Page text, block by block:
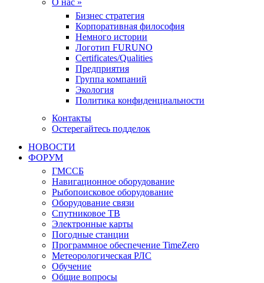
Бизнес стратегия
Корпоративная философия
Немного истории
Логотип FURUNO
Certificates/Qualities
Предприятия
Группа компаний
Экология
Политика конфиденциальности
Контакты
Остерегайтесь подделок
НОВОСТИ
ФОРУМ
ГМССБ
Навигационное оборудование
Рыбопоисковое оборудование
Оборудование связи
Спутниковое ТВ
Электронные карты
Погодные станции
Программное обеспечение TimeZero
Метеорологическая РЛС
Обучение
Общие вопросы